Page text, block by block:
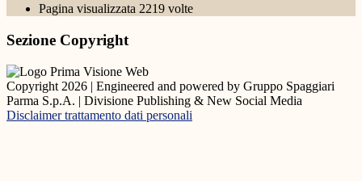
Pagina visualizzata 2219 volte
Sezione Copyright
Copyright 2026 | Engineered and powered by Gruppo Spaggiari
Parma S.p.A. | Divisione Publishing & New Social Media
Disclaimer trattamento dati personali